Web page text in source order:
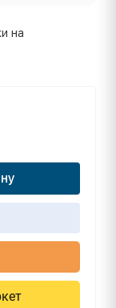
на